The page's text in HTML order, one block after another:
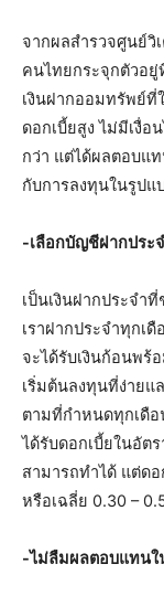
จากผลสำรวจศูนย์วิ
คนไทยกระจุกตัวอยู่
เงินฝากออมทรัพย์ที่
ดอกเบี้ยสูง ไม่มีเงื่อ
กว่า แต่ได้ผลตอบแ
กับการลงทุนในรูป
-เลือกบัญชีฝากประ
เป็นเงินฝากประจำ
เราฝากประจำทุกเ
จะได้รับเงินก้อนพร้
เริ่มต้นลงทุนที่ง่ายแ
ตามที่กำหนดทุกเดือ
ได้รับดอกเบี้ยในอัต
สามารถทำได้ แต่ด
หรือเฉลี่ย 0.30 –
-ไม่ลืมผลตอบแทน